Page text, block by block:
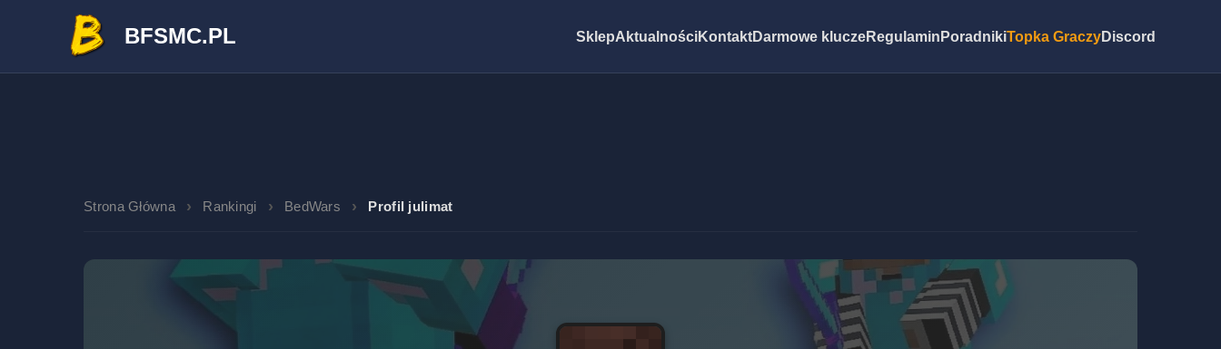
BFSMC.PL SklepAktualnościKontaktDarmowe kluczeRegulamin PoradnikiTopka GraczyDiscord
Strona Główna Rankingi BedWars Profil julimat